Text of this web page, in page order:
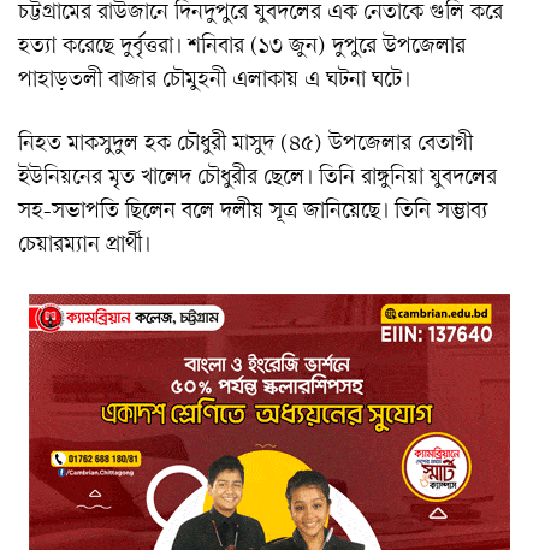
চট্টগ্রামের রাউজানে দিনদুপুরে যুবদলের এক নেতাকে গুলি করে
হত্যা করেছে দুর্বৃত্তরা। শনিবার (১৩ জুন) দুপুরে উপজেলার
পাহাড়তলী বাজার চৌমুহনী এলাকায় এ ঘটনা ঘটে।
নিহত মাকসুদুল হক চৌধুরী মাসুদ (৪৫) উপজেলার বেতাগী
ইউনিয়নের মৃত খালেদ চৌধুরীর ছেলে। তিনি রাঙ্গুনিয়া যুবদলের
সহ-সভাপতি ছিলেন বলে দলীয় সূত্র জানিয়েছে। তিনি সম্ভাব্য
চেয়ারম্যান প্রার্থী।